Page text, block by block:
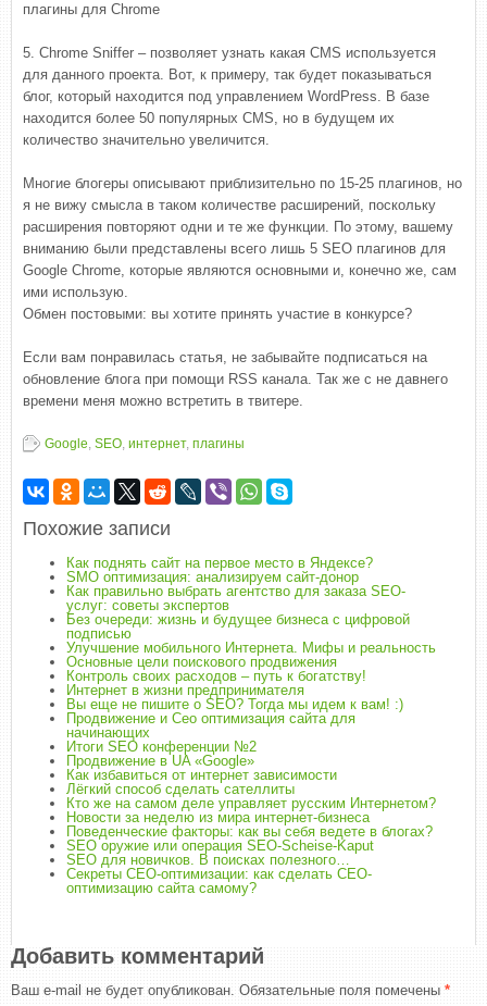
плагины для Chrome
5. Chrome Sniffer – позволяет узнать какая CMS используется
для данного проекта. Вот, к примеру, так будет показываться
блог, который находится под управлением WordPress. В базе
находится более 50 популярных CMS, но в будущем их
количество значительно увеличится.
Многие блогеры описывают приблизительно по 15-25 плагинов, но
я не вижу смысла в таком количестве расширений, поскольку
расширения повторяют одни и те же функции. По этому, вашему
вниманию были представлены всего лишь 5 SEO плагинов для
Google Chrome, которые являются основными и, конечно же, сам
ими использую.
Обмен постовыми: вы хотите принять участие в конкурсе?
Если вам понравилась статья, не забывайте подписаться на
обновление блога при помощи RSS канала. Так же с не давнего
времени меня можно встретить в твитере.
Google, SEO, интернет, плагины
Похожие записи
Как поднять сайт на первое место в Яндексе?
SMO оптимизация: анализируем сайт-донор
Как правильно выбрать агентство для заказа SEO-
услуг: советы экспертов
Без очереди: жизнь и будущее бизнеса с цифровой
подписью
Улучшение мобильного Интернета. Мифы и реальность
Основные цели поискового продвижения
Контроль своих расходов – путь к богатству!
Интернет в жизни предпринимателя
Вы еще не пишите о SEO? Тогда мы идем к вам! :)
Продвижение и Сео оптимизация сайта для
начинающих
Итоги SEO конференции №2
Продвижение в UA «Google»
Как избавиться от интернет зависимости
Лёгкий способ сделать сателлиты
Кто же на самом деле управляет русским Интернетом?
Новости за неделю из мира интернет-бизнеса
Поведенческие факторы: как вы себя ведете в блогах?
SEO оружие или операция SEO-Scheise-Kaput
SEO для новичков. В поисках полезного…
Секреты СЕО-оптимизации: как сделать СЕО-
оптимизацию сайта самому?
Добавить комментарий
Ваш e-mail не будет опубликован. Обязательные поля помечены *